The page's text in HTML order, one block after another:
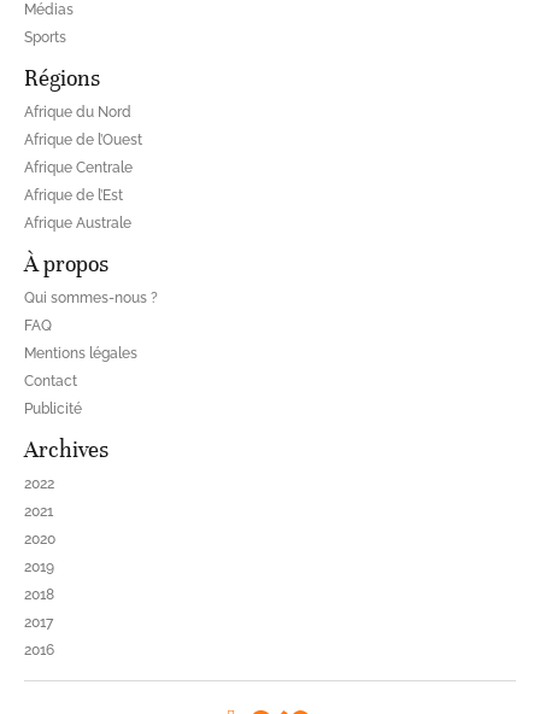
Médias
Sports
Régions
Afrique du Nord
Afrique de l’Ouest
Afrique Centrale
Afrique de l’Est
Afrique Australe
À propos
Qui sommes-nous ?
FAQ
Mentions légales
Contact
Publicité
Archives
2022
2021
2020
2019
2018
2017
2016